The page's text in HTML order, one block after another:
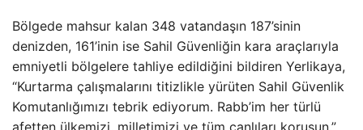
Bölgede mahsur kalan 348 vatandaşın 187’sinin
denizden, 161’inin ise Sahil Güvenliğin kara araçlarıyla
emniyetli bölgelere tahliye edildiğini bildiren Yerlikaya,
“Kurtarma çalışmalarını titizlikle yürüten Sahil Güvenlik
Komutanlığımızı tebrik ediyorum. Rabb’im her türlü
afetten ülkemizi, milletimizi ve tüm canlıları korusun.”